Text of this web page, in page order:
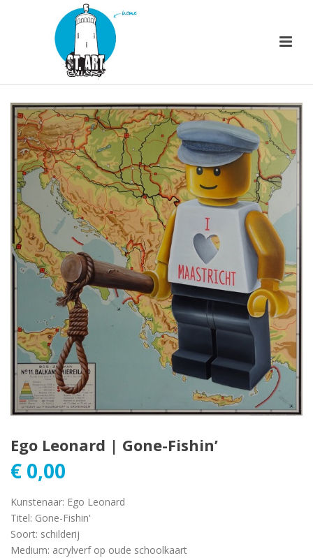
Ego Leonard | Gone-Fishin’
€ 0,00
Kunstenaar: Ego Leonard
Titel: Gone-Fishin'
Soort: schilderij
Medium: acrylverf op oude schoolkaart